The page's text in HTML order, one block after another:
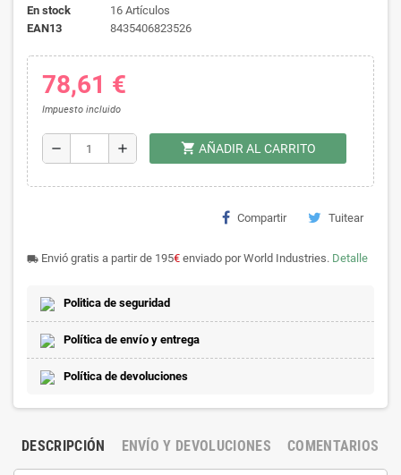
En stock
16 Artículos
EAN13
8435406823526
78,61 €
Impuesto incluido
remove add shopping_cart AÑADIR AL CARRITO
Compartir Tuitear
local_shipping Envió gratis a partir de 195€ enviado por World Industries. Detalle
Politica de seguridad
Política de envío y entrega
Política de devoluciones
DESCRIPCIÓN ENVÍO Y DEVOLUCIONES COMENTARIOS